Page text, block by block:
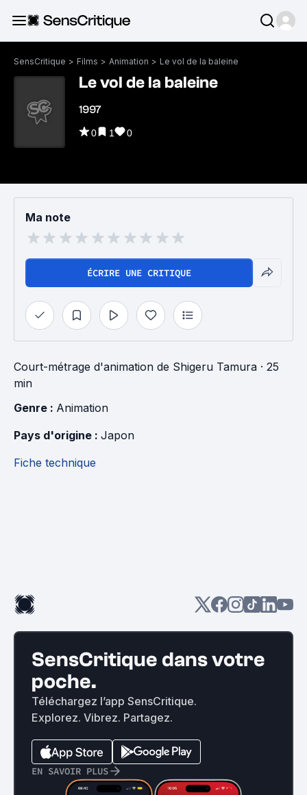
SensCritique > Films > Animation > Le vol de la baleine
Le vol de la baleine
1997
0 1 0
Ma note
ÉCRIRE UNE CRITIQUE
Court-métrage d'animation de Shigeru Tamura · 25
min
Genre : Animation
Pays d'origine : Japon
Fiche technique
SensCritique dans votre
poche.
Téléchargez l’app SensCritique.
Explorez. Vibrez. Partagez.
EN SAVOIR PLUS